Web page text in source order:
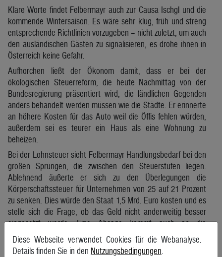
Klare Worte findet Felbermayr auch zur Causa Ischgl und die
kommende Wintersaison. Es wäre sehr klug, früh und streng
entsprechende Richtlinien vorzugeben – nicht zuletzt, um auch
den ausländischen Gästen zu signalisieren, es drohe ihnen in
Österreich keine Gefahr.
Aufhorchen ließt der Ökonom damit, dass er bei der
ökologischen Steuerreform, die heute Nachmittag von der
Bundesregierung präsentiert wird, die ländlichen Gegenden
anders behandelt werden müssen wie die Städte. Er erinnerte
an höhere Kosten für das Auto weil die Öffis fehlen würden,
außerdem sei es teurer ein Haus als eine Wohnung zu
beheizen.
Bei der Lohnsteuer sieht Felbermayr Handlungsbedarf bei den
großen Sprüngen, die zwischen den Steuerstufen liegen.
Ablehnend äußerte er sich zu den Überlegungen die
Körperschaftssteuer für Unternehmen von 25 auf 21 Prozent
zu senken. Dies würde den Staat 1,5 Mrd. Euro kosten und es
stelle sich die Frage, ob das Geld nicht anderweitig besser
eingesetzt werde. Eine Absage kommt auch an die
Vermögenssteuer, diese würde die Unternehmenssubstanz
angreifen und sei nicht notwendig.
Diese Webseite verwendet Cookies für die Webanalyse.
Details finden Sie in den Nutzungsbedingungen.